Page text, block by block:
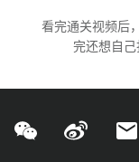
看完通关视频后，
完还想自己